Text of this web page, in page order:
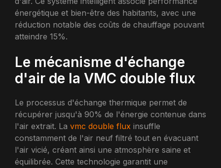
énergétique et bien-être des habitants, avec une
réduction notable des coûts de chauffage pouvant
atteindre 15%.
Le mécanisme d'échange
d'air de la VMC double flux
Le processus d'échange thermique permet de
récupérer jusqu'à 90% de l'énergie contenue dans
l'air extrait. La vmc double flux insuffle
constamment de l'air neuf filtré tout en évacuant
l'air vicié, créant ainsi une atmosphère saine et
équilibrée. Cette technologie garantit une